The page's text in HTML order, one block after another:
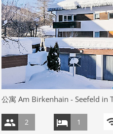
公寓 Am Birkenhain - Seefeld in
2 1